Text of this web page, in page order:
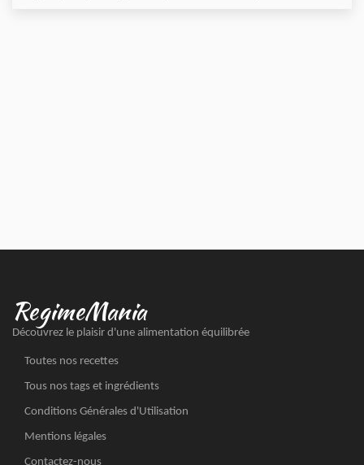
RegimeMania
Découvrez le plaisir d'une alimentation équilibrée
Toutes nos recettes
Tous nos tags et ingrédients
Conditions Générales d'Utilisation
Mentions légales
Contactez-nous